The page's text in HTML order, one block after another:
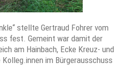
stellte Gertraud Fohrer vom
fest. Gemeint war damit der
am Hainbach, Ecke Kreuz- und
im Bürgerausschuss